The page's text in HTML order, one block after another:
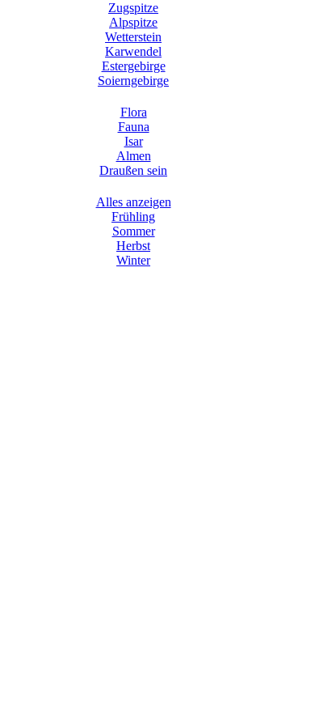
Zugspitze
Alpspitze
Wetterstein
Karwendel
Estergebirge
Soierngebirge
Flora
Fauna
Isar
Almen
Draußen sein
Alles anzeigen
Frühling
Sommer
Herbst
Winter